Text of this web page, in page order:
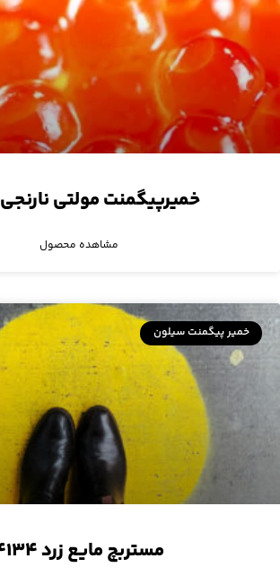
خمیرپیگمنت مولتی نارنجی ۸۱۰۴
مشاهده محصول
خمیر پیگمنت سیلون
مستربچ مایع زرد ۴۱۳۴